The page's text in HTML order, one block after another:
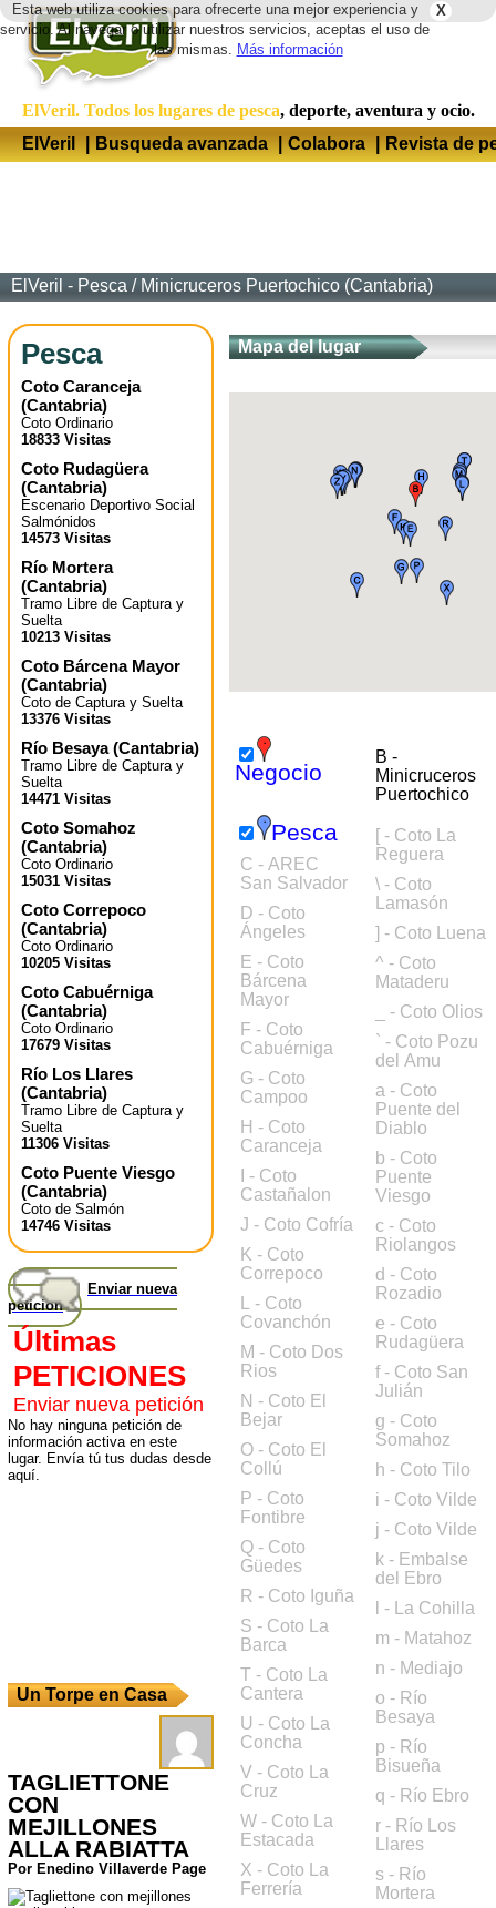
X
Esta web utiliza cookies para ofrecerte una mejor experiencia y
servicio. Al navegar o utilizar nuestros servicios, aceptas el uso de
las mismas. Más información
ElVeril. Todos los lugares de pesca, deporte, aventura y ocio.
ElVeril
| Busqueda avanzada | Colabora | Revista de
ElVeril - Pesca / Minicruceros Puertochico (Cantabria)
Pesca
Coto Caranceja
(Cantabria)
Coto Ordinario
18833 Visitas
Coto Rudagüera
(Cantabria)
Escenario Deportivo Social
Salmónidos
14573 Visitas
Río Mortera
(Cantabria)
Tramo Libre de Captura y
Suelta
10213 Visitas
Coto Bárcena Mayor
(Cantabria)
Coto de Captura y Suelta
13376 Visitas
Río Besaya(Cantabria)
Tramo Libre de Captura y
Suelta
14471 Visitas
Coto Somahoz
(Cantabria)
Coto Ordinario
15031 Visitas
Coto Correpoco
(Cantabria)
Coto Ordinario
10205 Visitas
Coto Cabuérniga
(Cantabria)
Coto Ordinario
17679 Visitas
Río Los Llares
(Cantabria)
Tramo Libre de Captura y
Suelta
11306 Visitas
Coto Puente Viesgo
(Cantabria)
Coto de Salmón
14746 Visitas
Enviar nueva
petición
Últimas
PETICIONES
Enviar nueva petición
No hay ninguna petición de
información activa en este
lugar. Envía tú tus dudas desde
aquí.
Un Torpe en Casa
TAGLIETTONE
CON
MEJILLONES
ALLA RABIATTA
Por Enedino Villaverde Page
Mapa del lugar
Negocio
B -
Minicruceros
Puertochico
Pesca
C - AREC
San Salvador
D - Coto
Ángeles
E - Coto
Bárcena
Mayor
F - Coto
Cabuérniga
G - Coto
Campoo
H - Coto
Caranceja
I - Coto
Castañalon
J - Coto Cofría
K - Coto
Correpoco
L - Coto
Covanchón
M - Coto Dos
Rios
N - Coto El
Bejar
O - Coto El
Collú
P - Coto
Fontibre
Q - Coto
Güedes
R - Coto Iguña
S - Coto La
Barca
T - Coto La
Cantera
U - Coto La
Concha
V - Coto La
Cruz
W - Coto La
Estacada
X - Coto La
Ferrería
[ - Coto La
Reguera
\ - Coto
Lamasón
] - Coto Luena
^ - Coto
Mataderu
_ - Coto Olios
` - Coto Pozu
del Amu
a - Coto
Puente del
Diablo
b - Coto
Puente
Viesgo
c - Coto
Riolangos
d - Coto
Rozadio
e - Coto
Rudagüera
f - Coto San
Julián
g - Coto
Somahoz
h - Coto Tilo
i - Coto Vilde
j - Coto Vilde
k - Embalse
del Ebro
l - La Cohilla
m - Matahoz
n - Mediajo
o - Río
Besaya
p - Río
Bisueña
q - Río Ebro
r - Río Los
Llares
s - Río
Mortera